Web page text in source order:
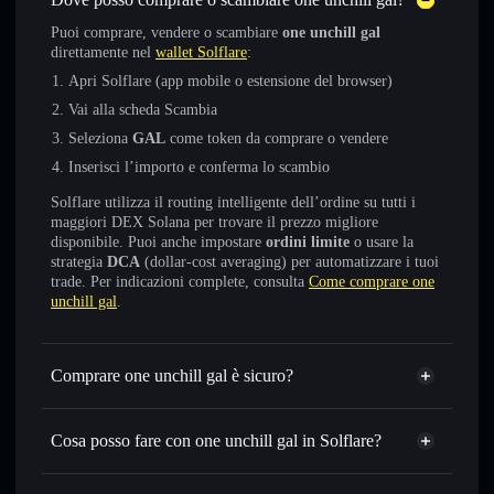
Puoi comprare, vendere o scambiare one unchill gal
direttamente nel wallet Solflare:
Apri Solflare (app mobile o estensione del browser)
Vai alla scheda Scambia
Seleziona GAL come token da comprare o vendere
Inserisci l’importo e conferma lo scambio
Solflare utilizza il routing intelligente dell’ordine su tutti i
maggiori DEX Solana per trovare il prezzo migliore
disponibile. Puoi anche impostare ordini limite o usare la
strategia DCA (dollar-cost averaging) per automatizzare i tuoi
trade. Per indicazioni complete, consulta Come comprare one
unchill gal.
Comprare one unchill gal è sicuro?
one unchill gal non è verificato
Cosa posso fare con one unchill gal in Solflare?
one unchill gal
wallet Solflare